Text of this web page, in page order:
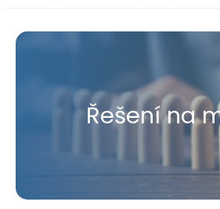
Řešení na